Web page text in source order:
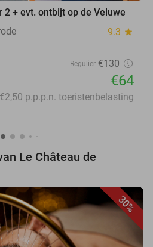
2 + evt. ontbijt op de Veluwe
9.3 star
Regulier €130
€64
p.p.p.n. toeristenbelasting
Le Château de
30%